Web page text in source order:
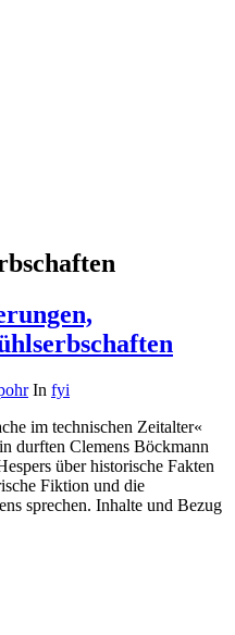
In fyi
im technischen Zeitalter«
durften Clemens Böckmann
über historische Fakten
Fiktion und die
sprechen. Inhalte und Bezug